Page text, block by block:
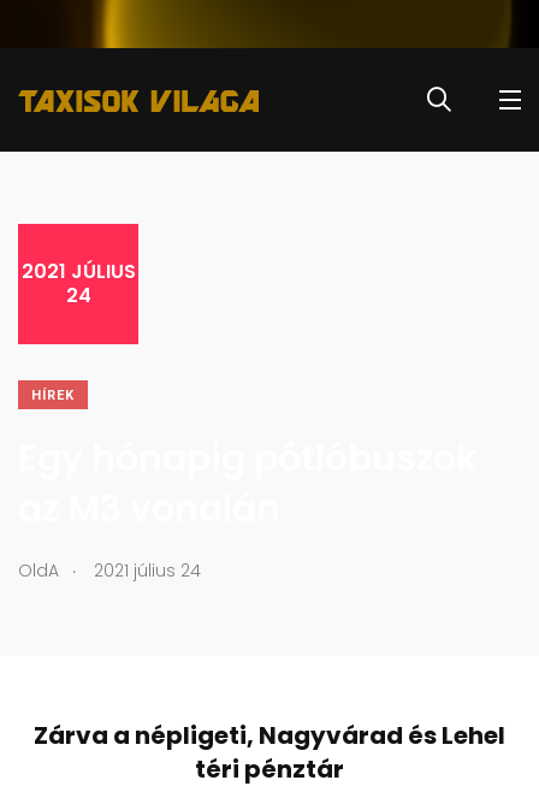
2021 JÚLIUS
24
HÍREK
OldA . 2021 július 24
Zárva a népligeti, Nagyvárad és Lehel
téri pénztár